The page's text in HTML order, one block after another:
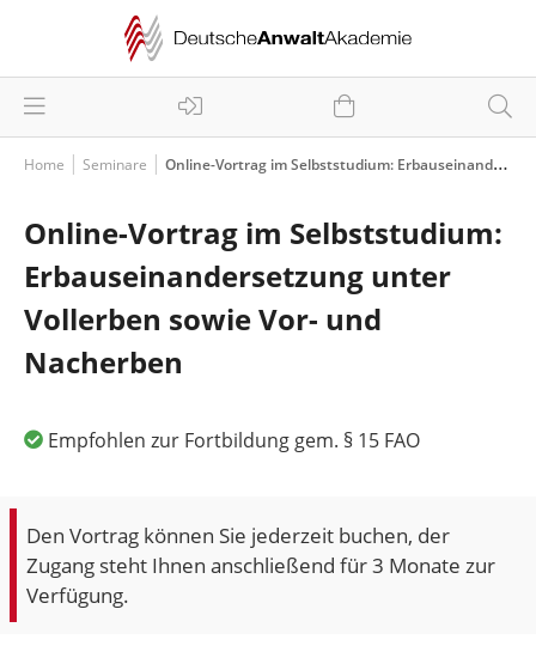
Home Seminare Online-Vortrag im Selbststudium: Erbauseinandersetzung unter Vollerben sowie Vor- und Nacherben
Online-Vortrag im Selbststudium:
Erbauseinandersetzung unter
Vollerben sowie Vor- und
Nacherben
Empfohlen zur Fortbildung gem. § 15 FAO
Den Vortrag können Sie jederzeit buchen, der
Zugang steht Ihnen anschließend für 3 Monate zur
Verfügung.